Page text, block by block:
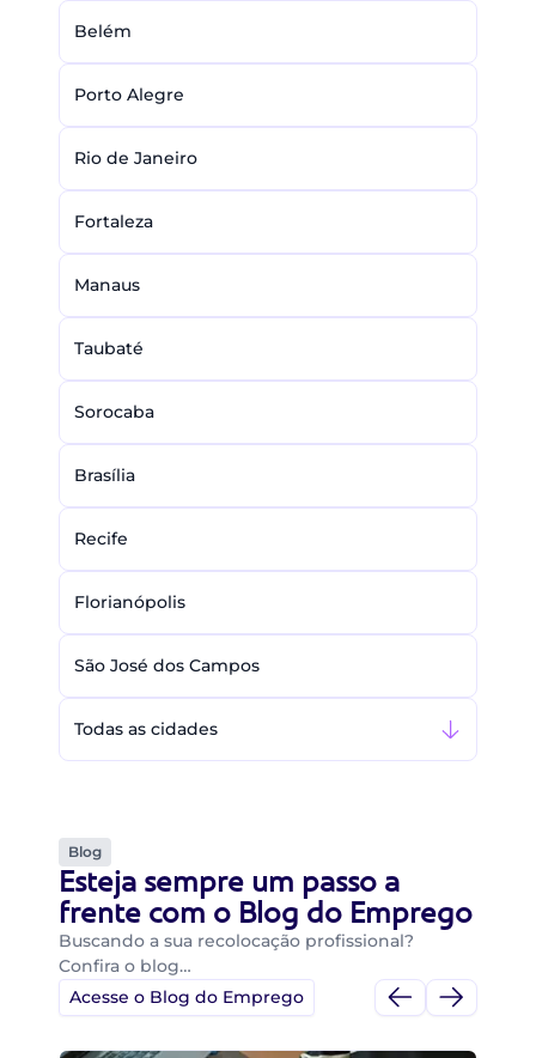
Belém
Porto Alegre
Rio de Janeiro
Fortaleza
Manaus
Taubaté
Sorocaba
Brasília
Recife
Florianópolis
São José dos Campos
Todas as cidades
Blog
Esteja sempre um passo a
frente com o Blog do Emprego
Buscando a sua recolocação profissional?
Confira o blog…
Acesse o Blog do Emprego